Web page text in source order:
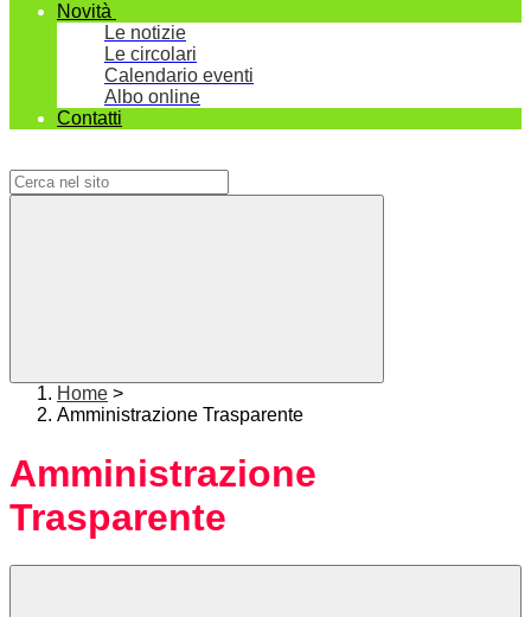
Novità
Le notizie
Le circolari
Calendario eventi
Albo online
Contatti
Home >
Amministrazione Trasparente
Amministrazione
Trasparente